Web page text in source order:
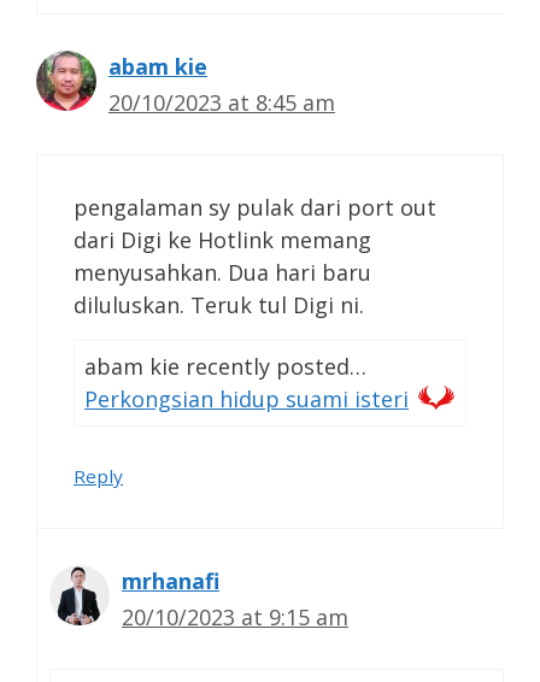
abam kie
20/10/2023 at 8:45 am
pengalaman sy pulak dari port out
dari Digi ke Hotlink memang
menyusahkan. Dua hari baru
diluluskan. Teruk tul Digi ni.
abam kie recently posted…
Perkongsian hidup suami isteri
Reply
mrhanafi
20/10/2023 at 9:15 am